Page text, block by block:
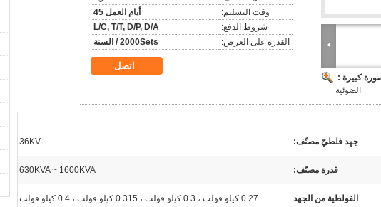
كبيرة :
الضوئية
وقت التسليم:
أيام العمل 45
شروط الدفع:
L/C, T/T, D/P, D/A
القدرة على العرض:
2000Sets / السنة
اتصل
جهد فلطيّ مصنّف: 36KV
قدرة مصنّف: 630KVA ~ 1600KVA
الفولطية من الجهد
0.27 كيلو فولت ، 0.3 كيلو فولت ، 0.315 كيلو فولت ، 0.4 كيلو فولت